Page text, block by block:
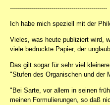
-------------------------------------------------
Ich habe mich speziell mit der
Vieles, was heute publiziert wird,
viele bedruckte Papier, der
Das gilt sogar für sehr viel
"Stufen des Organischen und der
"Bei Sarte, vor allem in seinen
meinen Formulierungen, so daß